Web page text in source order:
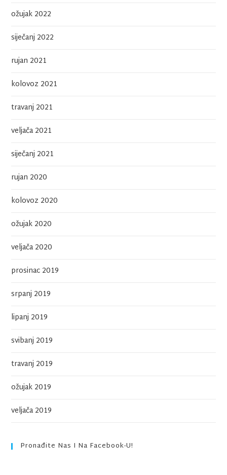
ožujak 2022
siječanj 2022
rujan 2021
kolovoz 2021
travanj 2021
veljača 2021
siječanj 2021
rujan 2020
kolovoz 2020
ožujak 2020
veljača 2020
prosinac 2019
srpanj 2019
lipanj 2019
svibanj 2019
travanj 2019
ožujak 2019
veljača 2019
Pronađite Nas I Na Facebook-U!